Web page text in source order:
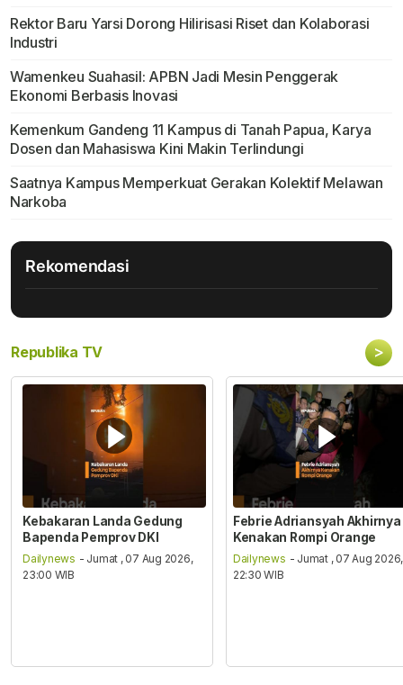
Rektor Baru Yarsi Dorong Hilirisasi Riset dan Kolaborasi
Industri
Wamenkeu Suahasil: APBN Jadi Mesin Penggerak
Ekonomi Berbasis Inovasi
Kemenkum Gandeng 11 Kampus di Tanah Papua, Karya
Dosen dan Mahasiswa Kini Makin Terlindungi
Saatnya Kampus Memperkuat Gerakan Kolektif Melawan
Narkoba
Rekomendasi
Republika TV >
Kebakaran Landa Gedung
Bapenda Pemprov DKI
Dailynews - Jumat , 07 Aug 2026,
23:00 WIB
Febrie Adriansyah Akhirnya
Kenakan Rompi Orange
Dailynews - Jumat , 07 Aug 2026,
22:30 WIB